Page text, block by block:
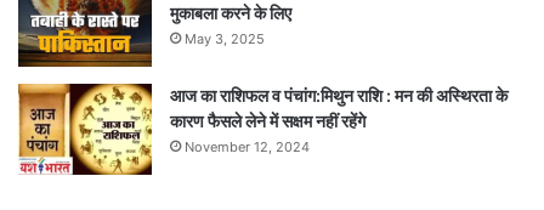
मुकाबला करने के लिए
May 3, 2025
आज का राशिफल व पंचांग:मिथुन राशि : मन की अस्थिरता के
कारण फैसले लेने में सक्षम नहीं रहेंगे
November 12, 2024